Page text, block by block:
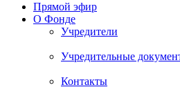
Прямой эфир
О Фонде
Учредители
Учредительные
Контакты